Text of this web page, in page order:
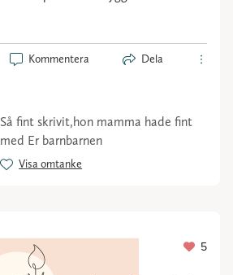
Kommentera Dela
Så fint skrivit,hon mamma hade fint
med Er barnbarnen
Visa omtanke
5